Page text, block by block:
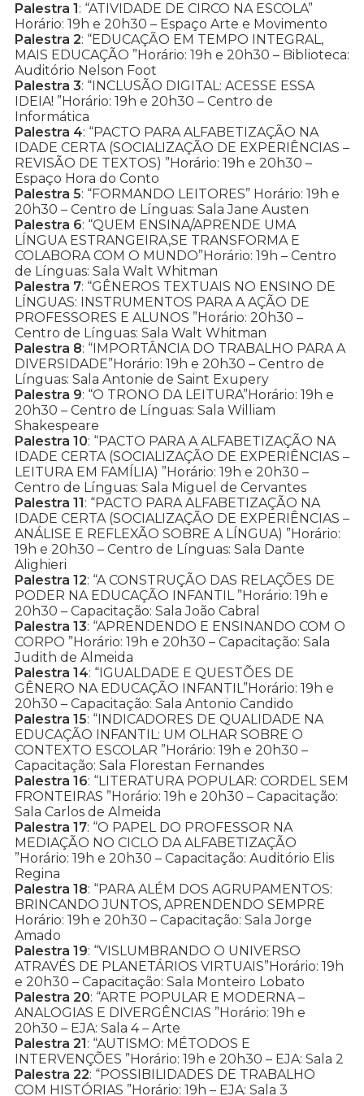
Palestra 1: “ATIVIDADE DE CIRCO NA ESCOLA”
Horário: 19h e 20h30 – Espaço Arte e Movimento
Palestra 2: “EDUCAÇÃO EM TEMPO INTEGRAL,
MAIS EDUCAÇÃO ”Horário: 19h e 20h30 – Biblioteca:
Auditório Nelson Foot
Palestra 3: “INCLUSÃO DIGITAL: ACESSE ESSA
IDEIA! ”Horário: 19h e 20h30 – Centro de
Informática
Palestra 4: “PACTO PARA ALFABETIZAÇÃO NA
IDADE CERTA (SOCIALIZAÇÃO DE EXPERIÊNCIAS –
REVISÃO DE TEXTOS) ”Horário: 19h e 20h30 –
Espaço Hora do Conto
Palestra 5: “FORMANDO LEITORES” Horário: 19h e
20h30 – Centro de Línguas: Sala Jane Austen
Palestra 6: “QUEM ENSINA/APRENDE UMA
LÍNGUA ESTRANGEIRA,SE TRANSFORMA E
COLABORA COM O MUNDO”Horário: 19h – Centro
de Línguas: Sala Walt Whitman
Palestra 7: “GÊNEROS TEXTUAIS NO ENSINO DE
LÍNGUAS: INSTRUMENTOS PARA A AÇÃO DE
PROFESSORES E ALUNOS ”Horário: 20h30 –
Centro de Línguas: Sala Walt Whitman
Palestra 8: “IMPORTÂNCIA DO TRABALHO PARA A
DIVERSIDADE”Horário: 19h e 20h30 – Centro de
Línguas: Sala Antonie de Saint Exupery
Palestra 9: “O TRONO DA LEITURA”Horário: 19h e
20h30 – Centro de Línguas: Sala William
Shakespeare
Palestra 10: “PACTO PARA A ALFABETIZAÇÃO NA
IDADE CERTA (SOCIALIZAÇÃO DE EXPERIÊNCIAS –
LEITURA EM FAMÍLIA) ”Horário: 19h e 20h30 –
Centro de Línguas: Sala Miguel de Cervantes
Palestra 11: “PACTO PARA ALFABETIZAÇÃO NA
IDADE CERTA (SOCIALIZAÇÃO DE EXPERIÊNCIAS –
ANÁLISE E REFLEXÃO SOBRE A LÍNGUA) ”Horário:
19h e 20h30 – Centro de Línguas: Sala Dante
Alighieri
Palestra 12: “A CONSTRUÇÃO DAS RELAÇÕES DE
PODER NA EDUCAÇÃO INFANTIL ”Horário: 19h e
20h30 – Capacitação: Sala João Cabral
Palestra 13: “APRENDENDO E ENSINANDO COM O
CORPO ”Horário: 19h e 20h30 – Capacitação: Sala
Judith de Almeida
Palestra 14: “IGUALDADE E QUESTÕES DE
GÊNERO NA EDUCAÇÃO INFANTIL”Horário: 19h e
20h30 – Capacitação: Sala Antonio Candido
Palestra 15: “INDICADORES DE QUALIDADE NA
EDUCAÇÃO INFANTIL: UM OLHAR SOBRE O
CONTEXTO ESCOLAR ”Horário: 19h e 20h30 –
Capacitação: Sala Florestan Fernandes
Palestra 16: “LITERATURA POPULAR: CORDEL SEM
FRONTEIRAS ”Horário: 19h e 20h30 – Capacitação:
Sala Carlos de Almeida
Palestra 17: “O PAPEL DO PROFESSOR NA
MEDIAÇÃO NO CICLO DA ALFABETIZAÇÃO
”Horário: 19h e 20h30 – Capacitação: Auditório Elis
Regina
Palestra 18: “PARA ALÉM DOS AGRUPAMENTOS:
BRINCANDO JUNTOS, APRENDENDO SEMPRE
Horário: 19h e 20h30 – Capacitação: Sala Jorge
Amado
Palestra 19: “VISLUMBRANDO O UNIVERSO
ATRAVÉS DE PLANETÁRIOS VIRTUAIS”Horário: 19h
e 20h30 – Capacitação: Sala Monteiro Lobato
Palestra 20: “ARTE POPULAR E MODERNA –
ANALOGIAS E DIVERGÊNCIAS ”Horário: 19h e
20h30 – EJA: Sala 4 – Arte
Palestra 21: “AUTISMO: MÉTODOS E
INTERVENÇÕES ”Horário: 19h e 20h30 – EJA: Sala 2
Palestra 22: “POSSIBILIDADES DE TRABALHO
COM HISTÓRIAS ”Horário: 19h – EJA: Sala 3